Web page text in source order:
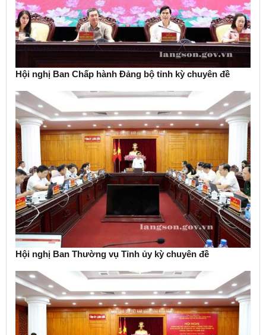
Hội nghị Ban Chấp hành Đảng bộ tỉnh kỳ chuyên đề
Hội nghị Ban Thường vụ Tỉnh ủy kỳ chuyên đề